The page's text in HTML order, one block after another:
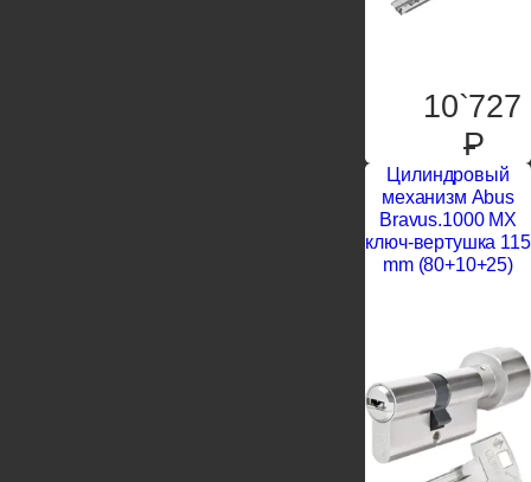
10`727
P
Цилиндровый
механизм Abus
Bravus.1000 MX
ключ-вертушка 115
mm (80+10+25)